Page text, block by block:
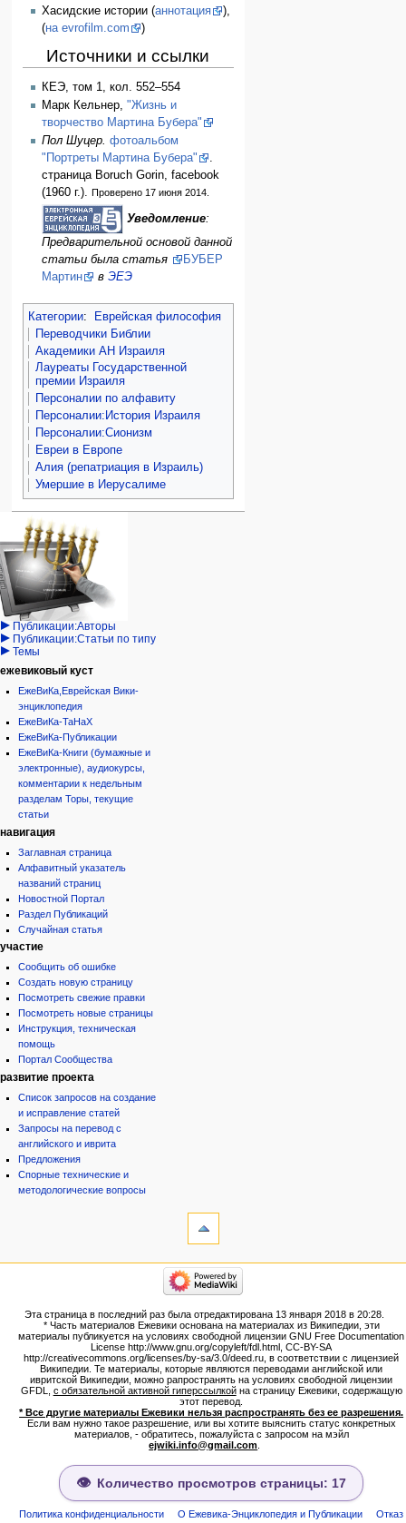
Хасидские истории (аннотация
),
(на evrofilm.com )
Источники и ссылки
КЕЭ, том 1, кол. 552–554
Марк Кельнер, "Жизнь и
творчество Мартина Бубера"
Пол Шуцер. фотоальбом
"Портреты Мартина Бубера"
.
страница Boruch Gorin, facebook
(1960 г.). Проверено 17 июня 2014.
Уведомление:
Предварительной основой данной
статьи была статья
БУБЕР
Мартин
в ЭЕЭ
Категории:
Еврейская философия
Переводчики Библии
Академики АН Израиля
Лауреаты Государственной
премии Израиля
Персоналии по алфавиту
Персоналии:История Израиля
Персоналии:Сионизм
Евреи в Европе
Алия (репатриация в Израиль)
Умершие в Иерусалиме
Навигация
персональные инструменты
войти
запрос
учётной
записи
категории
Израиль:Страна и
государство
Иудаизм
Народ
Проекты
Проекты/Участники/
дополнения
Публикации:Авторы
Публикации:Статьи по типу
Темы
ежевиковый куст
ЕжеВиКа,Еврейская Вики-
энциклопедия
ЕжеВиКа-ТаНаХ
ЕжеВиКа-Публикации
ЕжеВиКа-Книги (бумажные и
электронные), аудиокурсы,
комментарии к недельным
разделам Торы, текущие
статьи
навигация
Заглавная страница
Алфавитный указатель
названий страниц
Новостной Портал
Раздел Публикаций
Случайная статья
участие
Сообщить об ошибке
Создать новую страницу
Посмотреть свежие правки
Посмотреть новые страницы
Инструкция, техническая
помощь
Портал Сообщества
развитие проекта
Список запросов на создание
и исправление статей
Запросы на перевод с
английского и иврита
Предложения
Спорные технические и
методологические вопросы
Версия
для
Постоянная
ссылка
Сведения
о странице
категории
Народ
Проекты
Проекты/Участники/
дополнения
Публикации:Авторы
Публикации:Статьи по типу
Темы
ежевиковый куст
ЕжеВиКа,Еврейская Вики-
ЕжеВиКа-ТаНаХ
ЕжеВиКа-Публикации
ЕжеВиКа-Книги (бумажные и
электронные), аудиокурсы,
Эта страница в последний раз была отредактирована 13 января 2018 в 20:28.
* Часть материалов Ежевики основана на материалах из Википедии, эти
материалы публикуется на условиях свободной лицензии GNU Free Documentation
License http://www.gnu.org/copyleft/fdl.html, CC-BY-SA
http://creativecommons.org/licenses/by-sa/3.0/deed.ru, в соответствии с лицензией
Википедии. Те материалы, которые являются переводами английской или
ивритской Википедии, можно рапространять на условиях свободной лицензии
GFDL, с обязательной активной гиперссылкойна страницу Ежевики, содержащую
этот перевод.
* Все другие материалы Ежевики нельзя распространять без ее разрешения.
Если вам нужно такое разрешение, или вы хотите выяснить статус конкретных
материалов, - обратитесь, пожалуйста с запросом на мэйл
ejwiki.info@gmail.com
Количество просмотров страницы: 17
Политика конфиденциальности О Ежевика-Энциклопедия и Публикации
Отказ